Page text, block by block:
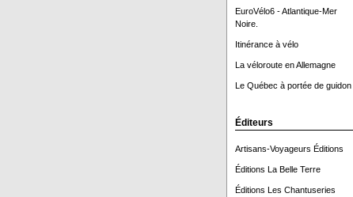
EuroVélo6 - Atlantique-Mer
Noire.
Itinérance à vélo
La véloroute en Allemagne
Le Québec à portée de guidon
Éditeurs
Artisans-Voyageurs Éditions
Éditions La Belle Terre
Éditions Les Chantuseries